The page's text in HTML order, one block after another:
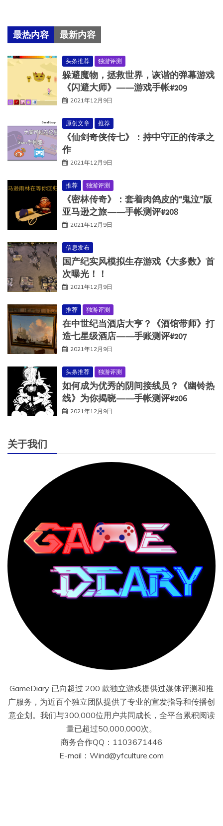
最热内容 最新内容
头条推荐 独游评测
躲避魔物，拯救世界，诙谐的弹幕游戏
《闪避大师》——游戏手帐#209
2021年12月9日
原创文章 推荐
《仙剑奇侠传七》：持中守正的传承之
作
2021年12月9日
推荐 独游评测
《密林传奇》：套着肉鸽皮的“鬼泣”版
亚马逊之旅——手帐测评#208
2021年12月9日
信息发布
国产纪实风模拟生存游戏《大多数》首
次曝光！！
2021年12月9日
推荐 独游评测
在中世纪当酒店大亨？《酒馆带师》打
造七星级酒店——手账测评#207
2021年12月9日
头条推荐 独游评测
如何成为优秀的阴间接线员？《幽铃热
线》为你揭晓——手帐测评#206
2021年12月9日
关于我们
GameDiary 已向超过 200 款独立游戏提供过媒体评测和推
广服务，为近百个独立团队提供了专业的宣发指导和传播创
意企划。我们与300,000位用户共同成长，全平台累积阅读
量已超过50,000,000次。
商务合作QQ：1103671446
E-mail：Wind@yfculture.com